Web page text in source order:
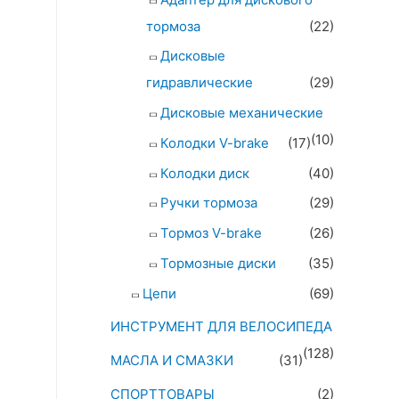
тормоза
(22)
Дисковые
гидравлические
(29)
Дисковые механические
(10)
Колодки V-brake
(17)
Колодки диск
(40)
Ручки тормоза
(29)
Тормоз V-brake
(26)
Тормозные диски
(35)
Цепи
(69)
ИНСТРУМЕНТ ДЛЯ ВЕЛОСИПЕДА
(128)
МАСЛА И СМАЗКИ
(31)
СПОРТТОВАРЫ
(2)